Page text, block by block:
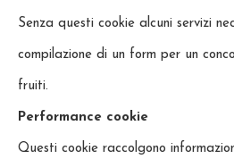
Senza questi cookie alcuni servizi
compilazione di un form per un
fruiti.
Performance cookie
Questi cookie raccolgono